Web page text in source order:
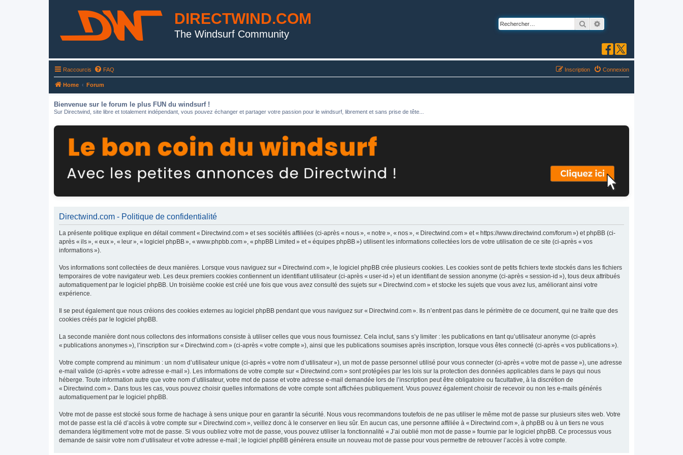
DIRECTWIND.COM
The Windsurf Community
Rechercher
Raccourcis FAQ Connexion
Inscription
Home Forum
Bienvenue sur le forum le plus FUN du windsurf !
Sur Directwind, site libre et totalement indépendant, vous pouvez échanger et partager votre passion pour le windsurf, librement et sans prise de tête...
Directwind.com - Politique de confidentialité
La présente politique explique en détail comment « Directwind.com » et ses sociétés affiliées (ci-après « nous », « notre », « nos », « Directwind.com » et « https://www.directwind.com/forum ») et phpBB (ci-
après « ils », « eux », « leur », « logiciel phpBB », « www.phpbb.com », « phpBB Limited » et « équipes phpBB ») utilisent les informations collectées lors de votre utilisation de ce site (ci-après « vos
informations »).
Vos informations sont collectées de deux manières. Lorsque vous naviguez sur « Directwind.com », le logiciel phpBB crée plusieurs cookies. Les cookies sont de petits fichiers texte stockés dans les fichiers
temporaires de votre navigateur web. Les deux premiers cookies contiennent un identifiant utilisateur (ci-après « user-id ») et un identifiant de session anonyme (ci-après « session-id »), tous deux attribués
automatiquement par le logiciel phpBB. Un troisième cookie est créé une fois que vous avez consulté des sujets sur « Directwind.com » et stocke les sujets que vous avez lus, améliorant ainsi votre
expérience.
Il se peut également que nous créions des cookies externes au logiciel phpBB pendant que vous naviguez sur « Directwind.com ». Ils n’entrent pas dans le périmètre de ce document, qui ne traite que des
cookies créés par le logiciel phpBB.
La seconde manière dont nous collectons des informations consiste à utiliser celles que vous nous fournissez. Cela inclut, sans s’y limiter : les publications en tant qu’utilisateur anonyme (ci-après
« publications anonymes »), l’inscription sur « Directwind.com » (ci-après « votre compte »), ainsi que les publications soumises après inscription, lorsque vous êtes connecté (ci-après « vos publications »).
Votre compte comprend au minimum : un nom d’utilisateur unique (ci-après « votre nom d’utilisateur »), un mot de passe personnel utilisé pour vous connecter (ci-après « votre mot de passe »), une adresse
e-mail valide (ci-après « votre adresse e-mail »). Les informations de votre compte sur « Directwind.com » sont protégées par les lois sur la protection des données applicables dans le pays qui nous
héberge. Toute information autre que votre nom d’utilisateur, votre mot de passe et votre adresse e-mail demandée lors de l’inscription peut être obligatoire ou facultative, à la discrétion de
« Directwind.com ». Dans tous les cas, vous pouvez choisir quelles informations de votre compte sont affichées publiquement. Vous pouvez également choisir de recevoir ou non les e-mails générés
automatiquement par le logiciel phpBB.
Votre mot de passe est stocké sous forme de hachage à sens unique pour en garantir la sécurité. Nous vous recommandons toutefois de ne pas utiliser le même mot de passe sur plusieurs sites web. Votre
mot de passe est la clé d’accès à votre compte sur « Directwind.com », veillez donc à le conserver en lieu sûr. En aucun cas, une personne affiliée à « Directwind.com », à phpBB ou à un tiers ne vous
demandera légitimement votre mot de passe. Si vous oubliez votre mot de passe, vous pouvez utiliser la fonctionnalité « J’ai oublié mon mot de passe » fournie par le logiciel phpBB. Ce processus vous
demande de saisir votre nom d’utilisateur et votre adresse e-mail ; le logiciel phpBB générera ensuite un nouveau mot de passe pour vous permettre de retrouver l’accès à votre compte.